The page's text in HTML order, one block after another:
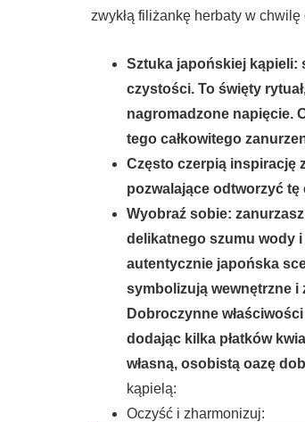
zwykłą filiżankę herbaty w
Sztuka japońskiej kąpieli:
czystości. To święty
nagromadzone napięcie.
tego całkowitego
Często czerpią inspirację
pozwalające odtworzyć tę
Wyobraź sobie:
delikatnego szumu wody
autentycznie japońska
symbolizują wewnętrzne i
Dobroczynne
dodając kilka płatków
własną, osobistą oazę
kąpielą:
Oczyść i zharmonizuj: